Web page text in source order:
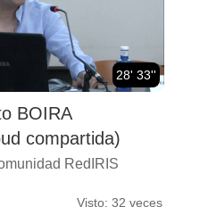
28' 33''
BOIRA
compartida)
RedIRIS
Visto: 32 veces